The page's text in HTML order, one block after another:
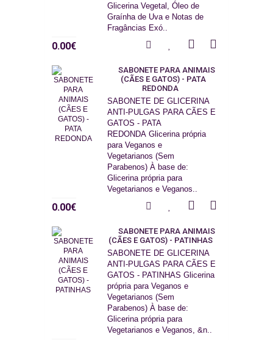
Glicerina Vegetal, Óleo de
Graínha de Uva e Notas de
Fragâncias Exó..
0.00€
SABONETE PARA ANIMAIS
(CÃES E GATOS) - PATA
REDONDA
SABONETE DE GLICERINA
ANTI-PULGAS PARA CÃES E
GATOS - PATA
REDONDA Glicerina própria
para Veganos e
Vegetarianos (Sem
Parabenos) À base de:
Glicerina própria para
Vegetarianos e Veganos..
0.00€
SABONETE PARA ANIMAIS
(CÃES E GATOS) - PATINHAS
SABONETE DE GLICERINA
ANTI-PULGAS PARA CÃES E
GATOS - PATINHAS Glicerina
própria para Veganos e
Vegetarianos (Sem
Parabenos) À base de:
Glicerina própria para
Vegetarianos e Veganos, &n..